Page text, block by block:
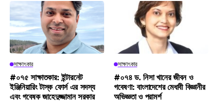
সাক্ষাৎকার
#০৭৫ সাক্ষাতকার: ইন্টারনেট
ইঞ্জিনিয়ারিং টাস্ক ফোর্স এর সদস্য
এবং গবেষক জাহেদুজ্জামান সরকার
সাক্ষাৎকার
#০৭৪ ড. নিসা খানের জীবন ও
গবেষণা: বাংলাদেশের মেধাবী বিজ্ঞানীর
অভিজ্ঞতা ও পরামর্শ